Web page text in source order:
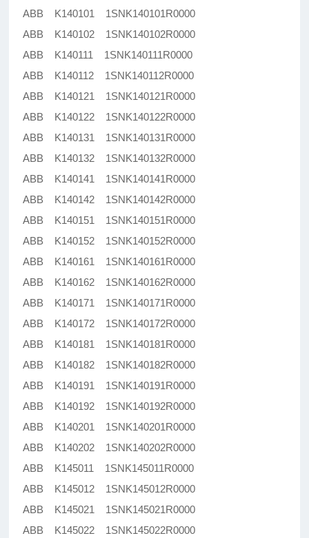
ABB K140101 1SNK140101R0000
ABB K140102 1SNK140102R0000
ABB K140111 1SNK140111R0000
ABB K140112 1SNK140112R0000
ABB K140121 1SNK140121R0000
ABB K140122 1SNK140122R0000
ABB K140131 1SNK140131R0000
ABB K140132 1SNK140132R0000
ABB K140141 1SNK140141R0000
ABB K140142 1SNK140142R0000
ABB K140151 1SNK140151R0000
ABB K140152 1SNK140152R0000
ABB K140161 1SNK140161R0000
ABB K140162 1SNK140162R0000
ABB K140171 1SNK140171R0000
ABB K140172 1SNK140172R0000
ABB K140181 1SNK140181R0000
ABB K140182 1SNK140182R0000
ABB K140191 1SNK140191R0000
ABB K140192 1SNK140192R0000
ABB K140201 1SNK140201R0000
ABB K140202 1SNK140202R0000
ABB K145011 1SNK145011R0000
ABB K145012 1SNK145012R0000
ABB K145021 1SNK145021R0000
ABB K145022 1SNK145022R0000